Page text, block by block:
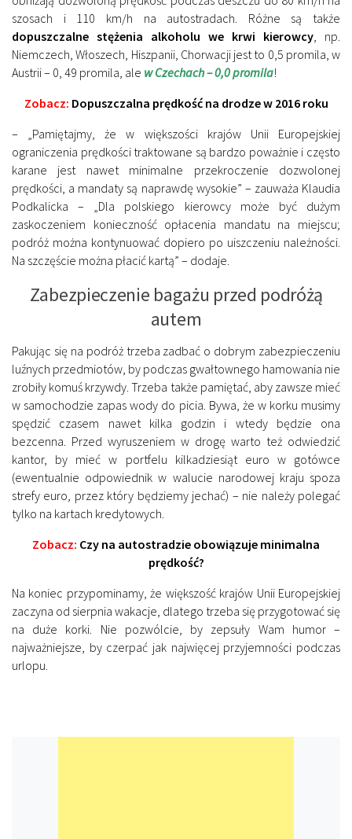
szosach i 110 km/h na autostradach. Różne są także
dopuszczalne stężenia alkoholu we krwi kierowcy, np.
Niemczech, Włoszech, Hiszpanii, Chorwacji jest to 0,5 promila, w
Austrii – 0, 49 promila, ale w Czechach – 0,0 promila!
Zobacz: Dopuszczalna prędkość na drodze w 2016 roku
– „Pamiętajmy, że w większości krajów Unii Europejskiej
ograniczenia prędkości traktowane są bardzo poważnie i często
karane jest nawet minimalne przekroczenie dozwolonej
prędkości, a mandaty są naprawdę wysokie” – zauważa Klaudia
Podkalicka – „Dla polskiego kierowcy może być dużym
zaskoczeniem konieczność opłacenia mandatu na miejscu;
podróż można kontynuować dopiero po uiszczeniu należności.
Na szczęście można płacić kartą” – dodaje.
Zabezpieczenie bagażu przed podróżą
autem
Pakując się na podróż trzeba zadbać o dobrym zabezpieczeniu
luźnych przedmiotów, by podczas gwałtownego hamowania nie
zrobiły komuś krzywdy. Trzeba także pamiętać, aby zawsze mieć
w samochodzie zapas wody do picia. Bywa, że w korku musimy
spędzić czasem nawet kilka godzin i wtedy będzie ona
bezcenna. Przed wyruszeniem w drogę warto też odwiedzić
kantor, by mieć w portfelu kilkadziesiąt euro w gotówce
(ewentualnie odpowiednik w walucie narodowej kraju spoza
strefy euro, przez który będziemy jechać) – nie należy polegać
tylko na kartach kredytowych.
Zobacz: Czy na autostradzie obowiązuje minimalna
prędkość?
Na koniec przypominamy, że większość krajów Unii Europejskiej
zaczyna od sierpnia wakacje, dlatego trzeba się przygotować się
na duże korki. Nie pozwólcie, by zepsuły Wam humor –
najważniejsze, by czerpać jak najwięcej przyjemności podczas
urlopu.